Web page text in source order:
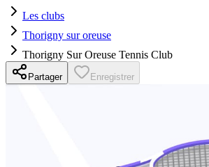
Les clubs
Thorigny sur oreuse
Thorigny Sur Oreuse Tennis Club
Partager Enregistrer